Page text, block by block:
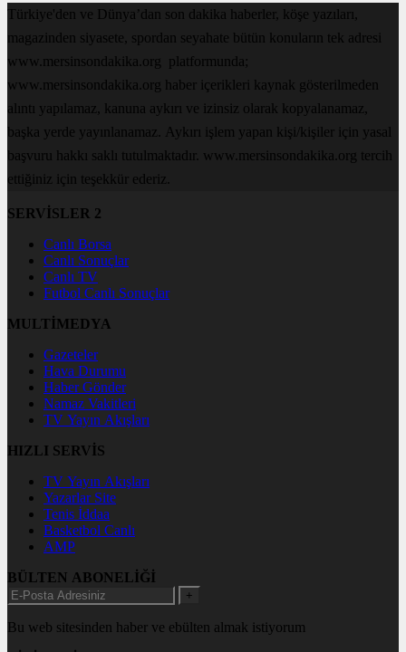
Türkiye'den ve Dünya’dan son dakika haberler, köşe yazıları,
magazinden siyasete, spordan seyahate bütün konuların tek adresi
www.mersinsondakika.org platformunda;
www.mersinsondakika.org haber içerikleri kaynak gösterilmeden
alıntı yapılamaz, kanuna aykırı ve izinsiz olarak kopyalanamaz,
başka yerde yayınlanamaz. Aykırı işlem yapan kişi/kişiler için yasal
başvuru hakkı saklı tutulmaktadır. www.mersinsondakika.org tercih
ettiğiniz için teşekkür ederiz.
SERVİSLER 2
Canlı Borsa
Canlı Sonuçlar
Canlı TV
Futbol Canlı Sonuçlar
MULTİMEDYA
Gazeteler
Hava Durumu
Haber Gönder
Namaz Vakitleri
TV Yayın Akışları
HIZLI SERVİS
TV Yayın Akışları
Yazarlar Site
Tenis İddaa
Basketbol Canlı
AMP
BÜLTEN ABONELİĞİ
+
Bu web sitesinden haber ve ebülten almak istiyorum